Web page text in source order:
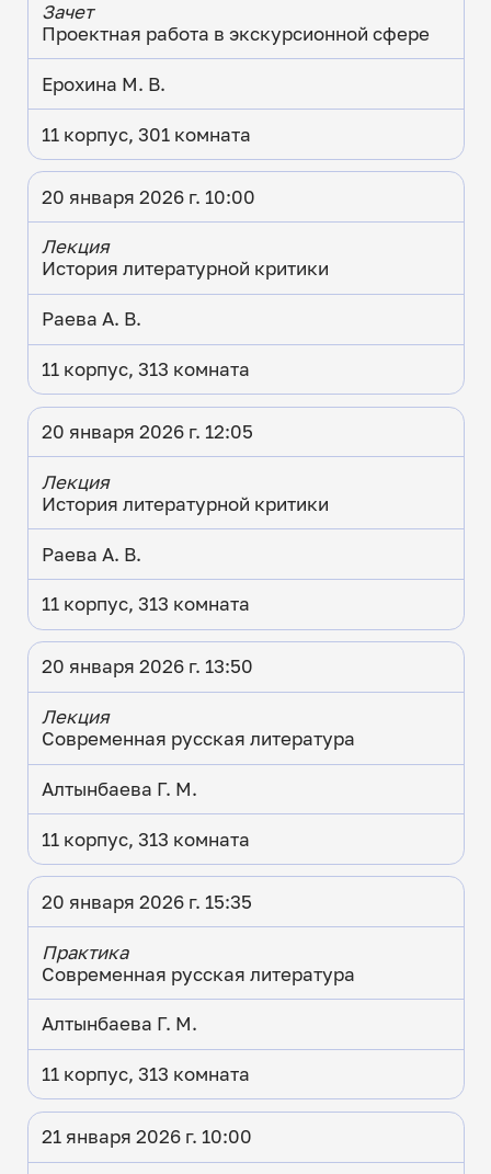
Зачет
Проектная работа в экскурсионной сфере
Ерохина М. В.
11 корпус, 301 комната
20 января 2026 г. 10:00
Лекция
История литературной критики
Раева А. В.
11 корпус, 313 комната
20 января 2026 г. 12:05
Лекция
История литературной критики
Раева А. В.
11 корпус, 313 комната
20 января 2026 г. 13:50
Лекция
Современная русская литература
Алтынбаева Г. М.
11 корпус, 313 комната
20 января 2026 г. 15:35
Практика
Современная русская литература
Алтынбаева Г. М.
11 корпус, 313 комната
21 января 2026 г. 10:00